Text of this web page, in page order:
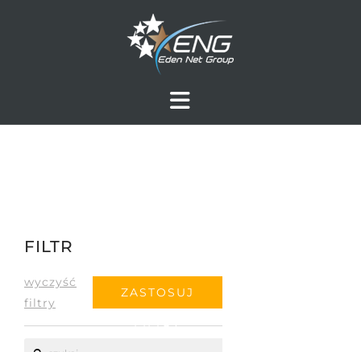
FILTR
wyczyść
filtry
ZASTOSUJ
FILTRY